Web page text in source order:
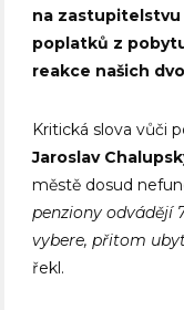
na
poplatků z
reakce našich
Kritická slova vůči
Jaroslav
městě dosud
penziony odvádějí
vybere, přitom
řekl.